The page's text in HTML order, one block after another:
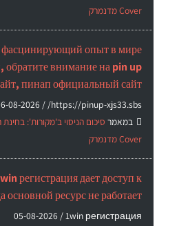
Cover מדנמרק
опыт в мире
обратите внимание на pin up
пинап официальный сайт.
https://pinup-xjs33.sbs/ /
08-2026
במאמר
Cover מדנמרק
регистрация дает доступ к
основной ресурс не работает.
1win регистрация /
05-08-2026